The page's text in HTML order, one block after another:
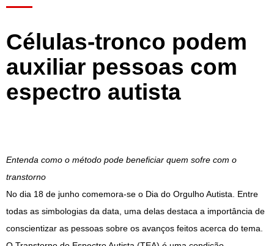
Células-tronco podem
auxiliar pessoas com
espectro autista
Entenda como o método pode beneficiar quem sofre com o
transtorno
No dia 18 de junho comemora-se o Dia do Orgulho Autista. Entre
todas as simbologias da data, uma delas destaca a importância de
conscientizar as pessoas sobre os avanços feitos acerca do tema.